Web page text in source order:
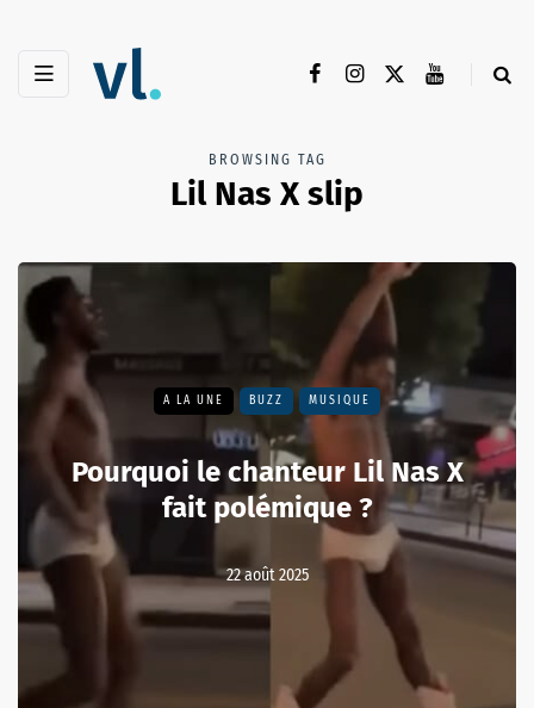
BROWSING TAG
Lil Nas X slip
A LA UNE BUZZ MUSIQUE
Pourquoi le chanteur Lil Nas X
fait polémique ?
22 août 2025